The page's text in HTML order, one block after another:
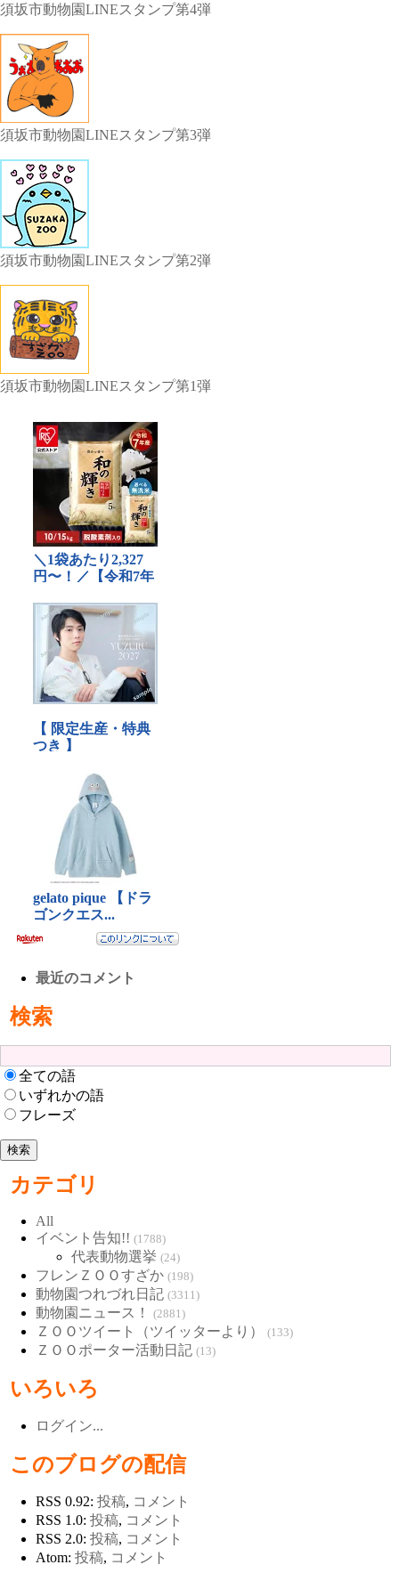
須坂市動物園LINEスタンプ第4弾
須坂市動物園LINEスタンプ第3弾
須坂市動物園LINEスタンプ第2弾
須坂市動物園LINEスタンプ第1弾
最近のコメント
検索
全ての語
いずれかの語
フレーズ
カテゴリ
All
イベント告知!! (1788)
代表動物選挙 (24)
フレンＺＯＯすざか (198)
動物園つれづれ日記 (3311)
動物園ニュース！ (2881)
ＺＯＯツイート（ツイッターより） (133)
ＺＯＯポーター活動日記 (13)
いろいろ
ログイン...
このブログの配信
RSS 0.92: 投稿, コメント
RSS 1.0: 投稿, コメント
RSS 2.0: 投稿, コメント
Atom: 投稿, コメント